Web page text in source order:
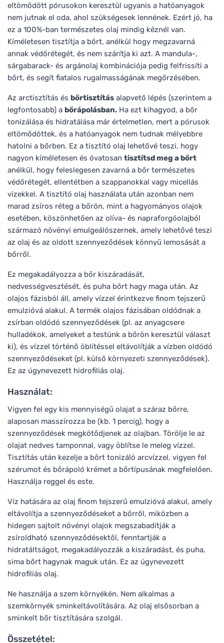
eltömődött pórusokon keresztül ugyanis a hatóanyagok
nem jutnak el oda, ahol szükségesek lennének. Ezért jó, ha
ez a 100%-ban természetes olaj mindig kéznél van.
Kíméletesen tisztítja a bőrt, anélkül hogy megzavarná
annak védőrétegét, és nem szárítja ki azt. A mandula-,
sárgabarack- és argánolaj kombinációja pedig felfrissíti a
bőrt, és segít fiatalos rugalmasságának megőrzésében.
Az arctisztítás és bőrtisztítás alapvető lépés (szerintem a
legfontosabb) a bőrápolásban. Ha ezt kihagyod, a bőr
tonizálása és hidratálása már értelmetlen, mert a pórusok
eltömődöttek, és a hatóanyagok nem tudnak mélyebbre
hatolni a bőrben. Ez a tisztító olaj lehetővé teszi, hogy
nagyon kíméletesen és óvatosan tisztítsd meg a bőrt
anélkül, hogy feleslegesen zavarná a bőr természetes
védőrétegét, ellentétben a szappanokkal vagy micellás
vizekkel. A tisztító olaj használata után azonban nem
marad zsíros réteg a bőrön, mint a hagyományos olajok
esetében, köszönhetően az olíva- és napraforgóolajból
származó növényi emulgeálószernek, amely lehetővé teszi
az olaj és az oldott szennyeződések könnyű lemosását a
bőrről.
Ez megakadályozza a bőr kiszáradását,
nedvességvesztését, és puha bőrt hagy maga után. Az
olajos fázisból áll, amely vízzel érintkezve finom tejszerű
emulzióvá alakul. A termék olajos fázisában oldódnak a
zsírban oldódó szennyeződések (pl. az anyagcsere
hulladékok, amelyeket a testünk a bőrön keresztül választ
ki), és vízzel történő öblítéssel eltávolítják a vízben oldódó
szennyeződéseket (pl. külső környezeti szennyeződések).
Ez az úgynevezett hidrofiliás olaj.
Használat:
Vigyen fel egy kis mennyiségű olajat a száraz bőrre,
alaposan masszírozza be (kb. 1 percig), hogy a
szennyeződések megkötődjenek az olajban. Törölje le az
olajat nedves tamponnal, vagy öblítse le meleg vízzel.
Tisztítás után kezelje a bőrt tonizáló arcvízzel, vigyen fel
szérumot és bőrápoló krémet a bőrtípusának megfelelően.
Használja reggel és este.
Víz hatására az olaj finom tejszerű emulzióvá alakul, amely
eltávolítja a szennyeződéseket a bőrről, miközben a
hidegen sajtolt növényi olajok megszabadítják a
zsíroldható szennyeződésektől, fenntartják a
hidratáltságot, megakadályozzák a kiszáradást, és puha,
sima bőrt hagynak maguk után. Ez az úgynevezett
hidrofiliás olaj.
Ne használja a szem környékén. Nem alkalmas a
szemkörnyék sminkeltávolítására. Az olaj elsősorban a
sminkelt bőr tisztítására szolgál.
Összetétel: